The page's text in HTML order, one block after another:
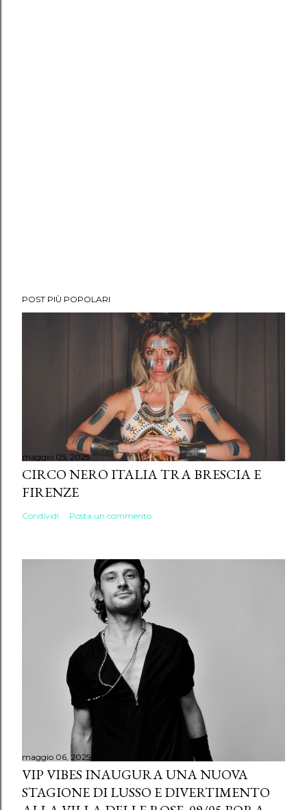
POST PIÙ POPOLARI
maggio 05, 2025
CIRCO NERO ITALIA TRA BRESCIA E
FIRENZE
Condividi Posta un commento
maggio 06, 2025
VIP VIBES INAUGURA UNA NUOVA
STAGIONE DI LUSSO E DIVERTIMENTO